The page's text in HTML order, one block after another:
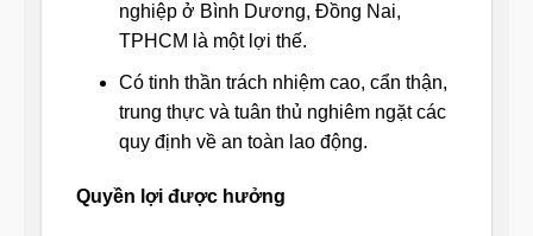
nghiệp ở Bình Dương, Đồng Nai,
TPHCM là một lợi thế.
Có tinh thần trách nhiệm cao, cẩn thận,
trung thực và tuân thủ nghiêm ngặt các
quy định về an toàn lao động.
Quyền lợi được hưởng